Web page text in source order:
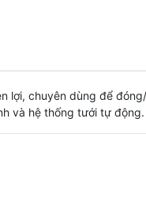
lợi, chuyên dùng để
và hệ thống tưới tự động.